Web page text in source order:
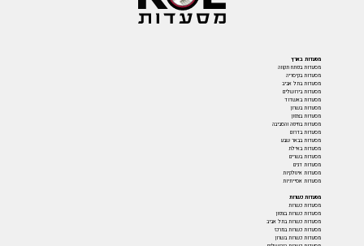
מסעדות בארץ
מסעדות בפתח תקווה
מסעדות בקיסריה
מסעדות בתל אביב
מסעדות בירושלים
מסעדות באשדוד
מסעדות בשרון
מסעדות בצפון
מסעדות בחיפה והסביבה
מסעדות בדרום
מסעדות בבאר שבע
מסעדות באילת
מסעדות בשרים
מסעדות דגים
מסעדות איטלקיות
מסעדות אסייתיות
מסעדות כשרות
מסעדות כשרות
מסעדות כשרות בצפון
מסעדות כשרות בתל אביב
מסעדות כשרות במרכז
מסעדות כשרות בשרון